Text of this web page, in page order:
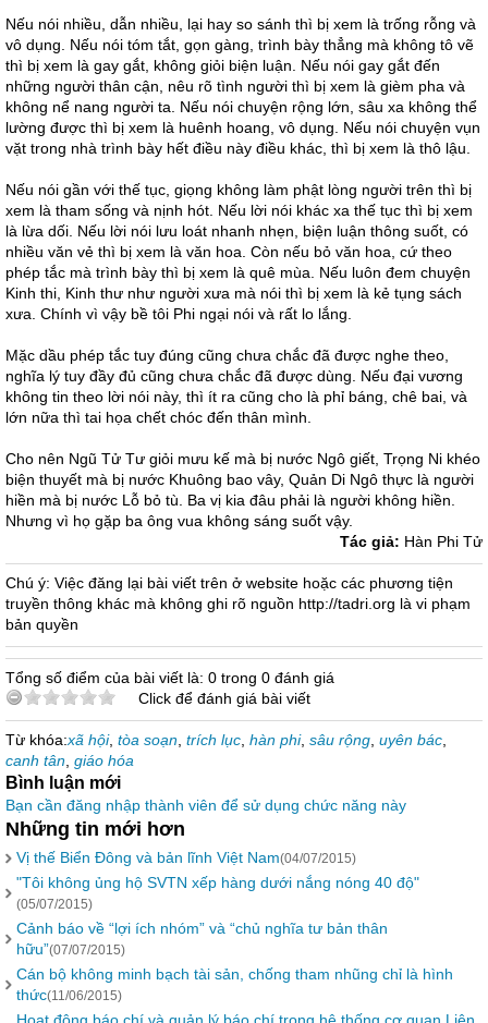
Nếu nói nhiều, dẫn nhiều, lại hay so sánh thì bị xem là trống rỗng và
vô dụng. Nếu nói tóm tắt, gọn gàng, trình bày thẳng mà không tô vẽ
thì bị xem là gay gắt, không giỏi biện luận. Nếu nói gay gắt đến
những người thân cận, nêu rõ tình người thì bị xem là gièm pha và
không nể nang người ta. Nếu nói chuyện rộng lớn, sâu xa không thể
lường được thì bị xem là huênh hoang, vô dụng. Nếu nói chuyện vụn
vặt trong nhà trình bày hết điều này điều khác, thì bị xem là thô lậu.
Nếu nói gần với thế tục, giọng không làm phật lòng người trên thì bị
xem là tham sống và nịnh hót. Nếu lời nói khác xa thế tục thì bị xem
là lừa dối. Nếu lời nói lưu loát nhanh nhẹn, biện luận thông suốt, có
nhiều văn vẻ thì bị xem là văn hoa. Còn nếu bỏ văn hoa, cứ theo
phép tắc mà trình bày thì bị xem là quê mùa. Nếu luôn đem chuyện
Kinh thi, Kinh thư như người xưa mà nói thì bị xem là kẻ tụng sách
xưa. Chính vì vậy bề tôi Phi ngại nói và rất lo lắng.
Mặc dầu phép tắc tuy đúng cũng chưa chắc đã được nghe theo,
nghĩa lý tuy đầy đủ cũng chưa chắc đã được dùng. Nếu đại vương
không tin theo lời nói này, thì ít ra cũng cho là phỉ báng, chê bai, và
lớn nữa thì tai họa chết chóc đến thân mình.
Cho nên Ngũ Tử Tư giỏi mưu kế mà bị nước Ngô giết, Trọng Ni khéo
biện thuyết mà bị nước Khuông bao vây, Quản Di Ngô thực là người
hiền mà bị nước Lỗ bỏ tù. Ba vị kia đâu phải là người không hiền.
Nhưng vì họ gặp ba ông vua không sáng suốt vậy.
Tác giả: Hàn Phi Tử
Chú ý: Việc đăng lại bài viết trên ở website hoặc các phương tiện
truyền thông khác mà không ghi rõ nguồn http://tadri.org là vi phạm
bản quyền
Tổng số điểm của bài viết là: 0 trong 0 đánh giá
Click để đánh giá bài viết
Từ khóa:xã hội, tòa soạn trích lục hàn phi, sâu rộng uyên bác
canh tân giáo hóa
Bình luận mới
Bạn cần đăng nhập thành viên để sử dụng chức năng này
Những tin mới hơn
Vị thế Biển Đông và bản lĩnh Việt Nam(04/07/2015)
"Tôi không ủng hộ SVTN xếp hàng dưới nắng nóng 40 độ"
(05/07/2015)
Cảnh báo về “lợi ích nhóm” và “chủ nghĩa tư bản thân
hữu”(07/07/2015)
Cán bộ không minh bạch tài sản, chống tham nhũng chỉ là hình
thức(11/06/2015)